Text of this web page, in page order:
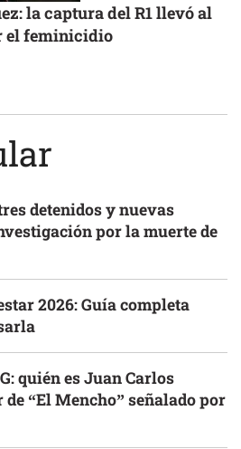
la captura del R1 llevó al
el feminicidio
detenidos y nuevas
por la muerte de
2026: Guía completa
quién es Juan Carlos
de “El Mencho” señalado por